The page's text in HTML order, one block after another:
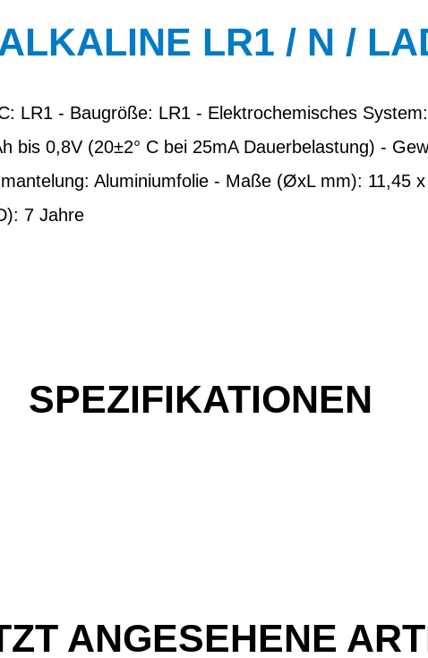
LR1 / N /
LR1 - Baugröße: LR1 - Elektrochemisches
bis 0,8V (20±2° C bei 25mA Dauerbelastung) -
Aluminiumfolie - Maße (ØxL mm): 11,45
7 Jahre
SPEZIFIKATIONEN
ANGESEHENE